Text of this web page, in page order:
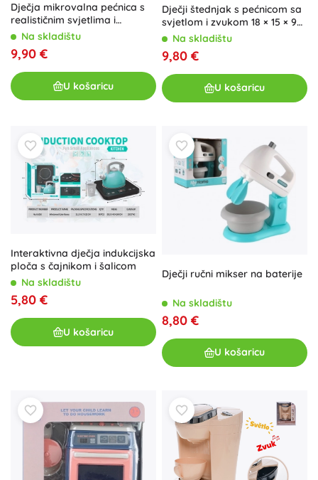
Dječja mikrovalna pećnica s
realističnim svjetlima i
zvukovima
Na skladištu
9,90 €
U košaricu
Dječji štednjak s pećnicom sa
svjetlom i zvukom 18 × 15 × 9
cmNa skladištu
9,80 €
U košaricu
Interaktivna dječja indukcijska
ploča s čajnikom i šalicom
Na skladištu
5,80 €
U košaricu
Dječji ručni mikser na baterije
Na skladištu
8,80 €
U košaricu